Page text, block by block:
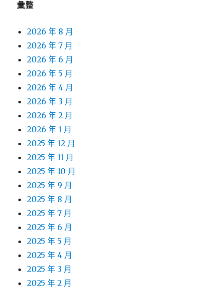
彙整
2026 年 8 月
2026 年 7 月
2026 年 6 月
2026 年 5 月
2026 年 4 月
2026 年 3 月
2026 年 2 月
2026 年 1 月
2025 年 12 月
2025 年 11 月
2025 年 10 月
2025 年 9 月
2025 年 8 月
2025 年 7 月
2025 年 6 月
2025 年 5 月
2025 年 4 月
2025 年 3 月
2025 年 2 月